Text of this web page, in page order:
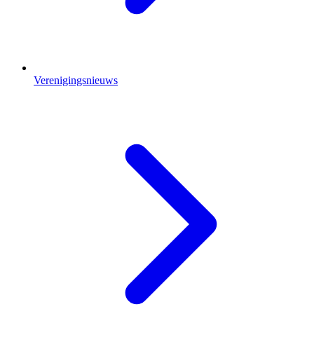
Verenigingsnieuws